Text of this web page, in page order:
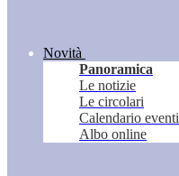
Novità
Panoramica
Le notizie
Le circolari
Calendario eventi
Albo online